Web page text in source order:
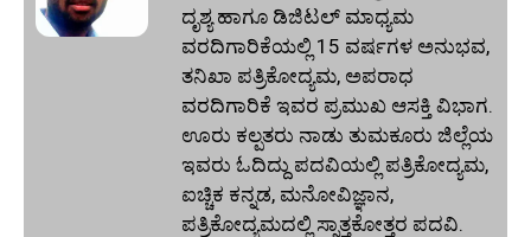
ದೃಶ್ಯ ಹಾಗೂ ಡಿಜಿಟಲ್ ಮಾಧ್ಯಮ
ವರದಿಗಾರಿಕೆಯಲ್ಲಿ 15 ವರ್ಷಗಳ ಅನುಭವ,
ತನಿಖಾ ಪತ್ರಿಕೋದ್ಯಮ, ಅಪರಾಧ
ವರದಿಗಾರಿಕೆ ಇವರ ಪ್ರಮುಖ ಆಸಕ್ತಿ ವಿಭಾಗ.
ಊರು ಕಲ್ಪತರು ನಾಡು ತುಮಕೂರು ಜಿಲ್ಲೆಯ
ಇವರು ಓದಿದ್ದು ಪದವಿಯಲ್ಲಿ ಪತ್ರಿಕೋದ್ಯಮ,
ಐಚ್ಚಿಕ ಕನ್ನಡ, ಮನೋವಿಜ್ಞಾನ,
ಪತ್ರಿಕೋದ್ಯಮದಲ್ಲಿ ಸ್ನಾತ್ತಕೋತ್ತರ ಪದವಿ.